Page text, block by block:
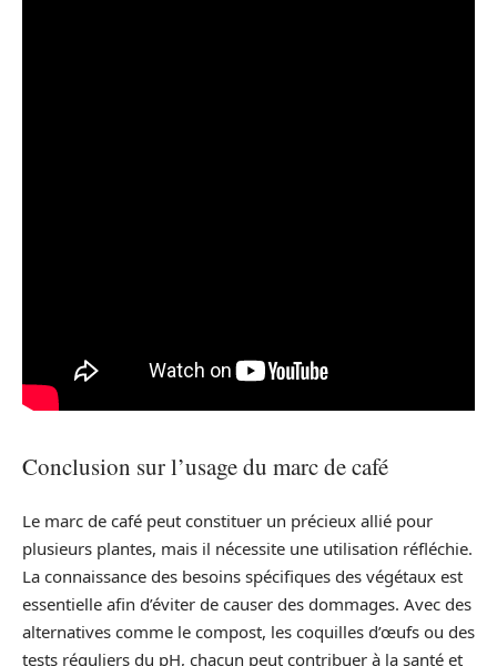
Conclusion sur l’usage du marc de café
Le marc de café peut constituer un précieux allié pour
plusieurs plantes, mais il nécessite une utilisation réfléchie.
La connaissance des besoins spécifiques des végétaux est
essentielle afin d’éviter de causer des dommages. Avec des
alternatives comme le compost, les coquilles d’œufs ou des
tests réguliers du pH, chacun peut contribuer à la santé et